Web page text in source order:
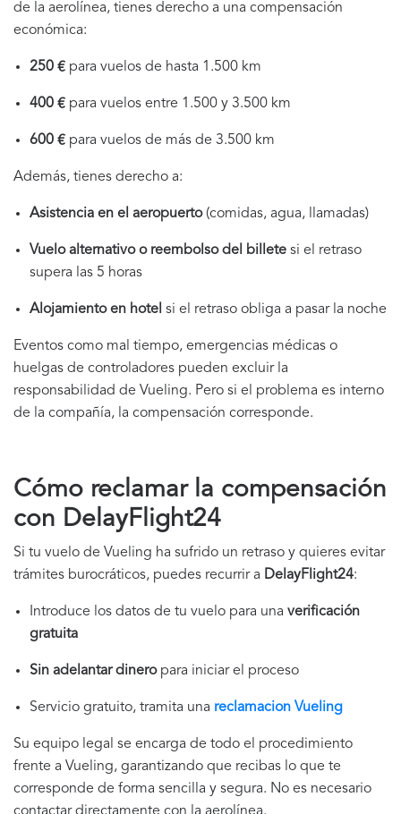
de la aerolínea, tienes derecho a una compensación
económica:
250 € para vuelos de hasta 1.500 km
400 € para vuelos entre 1.500 y 3.500 km
600 € para vuelos de más de 3.500 km
Además, tienes derecho a:
Asistencia en el aeropuerto(comidas, agua, llamadas)
Vuelo alternativo o reembolso del billete si el retraso
supera las 5 horas
Alojamiento en hotel si el retraso obliga a pasar la noche
Eventos como mal tiempo, emergencias médicas o
huelgas de controladores pueden excluir la
responsabilidad de Vueling. Pero si el problema es interno
de la compañía, la compensación corresponde.
Cómo reclamar la compensación
con DelayFlight24
Si tu vuelo de Vueling ha sufrido un retraso y quieres evitar
trámites burocráticos, puedes recurrir a DelayFlight24:
Introduce los datos de tu vuelo para una verificación
gratuita
Sin adelantar dinero para iniciar el proceso
Servicio gratuito, tramita una reclamacion Vueling
Su equipo legal se encarga de todo el procedimiento
frente a Vueling, garantizando que recibas lo que te
corresponde de forma sencilla y segura. No es necesario